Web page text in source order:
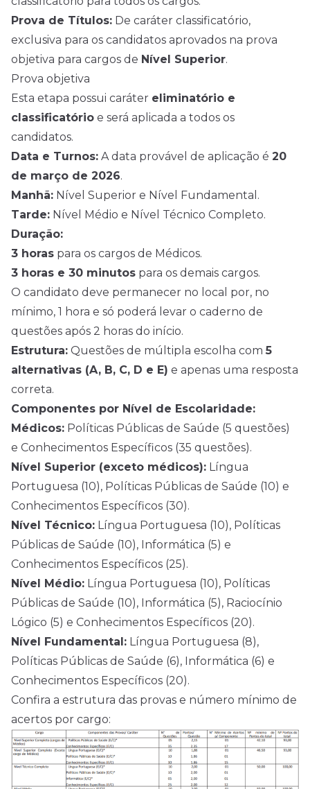
Prova de Títulos: De caráter classificatório,
exclusiva para os candidatos aprovados na prova
objetiva para cargos de Nível Superior.
Prova objetiva
Esta etapa possui caráter eliminatório e
classificatório e será aplicada a todos os
candidatos.
Data e Turnos: A data provável de aplicação é 20
de março de 2026.
Manhã: Nível Superior e Nível Fundamental.
Tarde: Nível Médio e Nível Técnico Completo.
Duração:
3 horas para os cargos de Médicos.
3 horas e 30 minutos para os demais cargos.
O candidato deve permanecer no local por, no
mínimo, 1 hora e só poderá levar o caderno de
questões após 2 horas do início.
Estrutura: Questões de múltipla escolha com 5
alternativas (A, B, C, D e E) e apenas uma resposta
correta.
Componentes por Nível de Escolaridade:
Médicos: Políticas Públicas de Saúde (5 questões)
e Conhecimentos Específicos (35 questões).
Nível Superior (exceto médicos): Língua
Portuguesa (10), Políticas Públicas de Saúde (10) e
Conhecimentos Específicos (30).
Nível Técnico: Língua Portuguesa (10), Políticas
Públicas de Saúde (10), Informática (5) e
Conhecimentos Específicos (25).
Nível Médio: Língua Portuguesa (10), Políticas
Públicas de Saúde (10), Informática (5), Raciocínio
Lógico (5) e Conhecimentos Específicos (20).
Nível Fundamental: Língua Portuguesa (8),
Políticas Públicas de Saúde (6), Informática (6) e
Conhecimentos Específicos (20).
Confira a estrutura das provas e número mínimo de
acertos por cargo: